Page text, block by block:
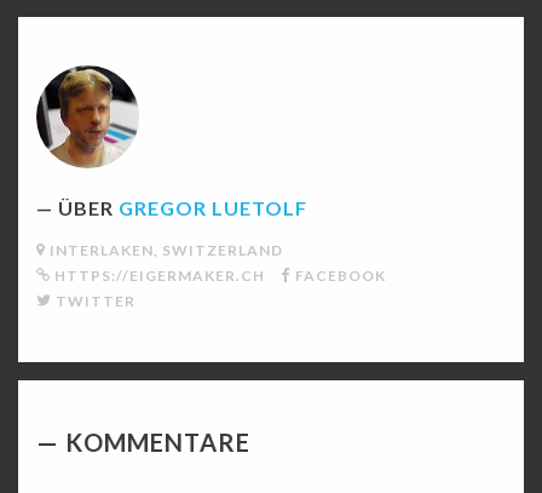
ÜBER GREGOR LUETOLF
INTERLAKEN, SWITZERLAND
HTTPS://EIGERMAKER.CH
FACEBOOK
TWITTER
KOMMENTARE